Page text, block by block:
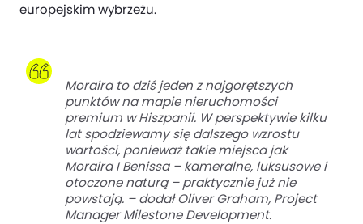
europejskim wybrzeżu.
Moraira to dziś jeden z najgorętszych
punktów na mapie nieruchomości
premium w Hiszpanii. W perspektywie kilku
lat spodziewamy się dalszego wzrostu
wartości, ponieważ takie miejsca jak
Moraira I Benissa – kameralne, luksusowe i
otoczone naturą – praktycznie już nie
powstają. – dodał Oliver Graham, Project
Manager Milestone Development.